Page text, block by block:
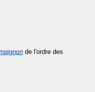
de l'ordre des